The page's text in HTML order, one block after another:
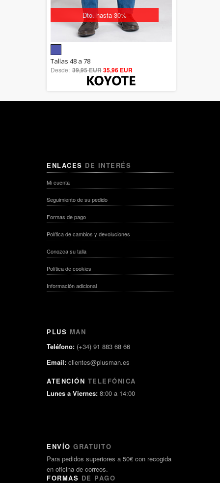
Dto. hasta 30%
out of 5
Tallas 48 a 78
Desde: 39,95 EUR35,96 EUR
ENLACES DE INTERÉS
Mi cuenta
Seguimiento de su pedido
Formas de pago
Política de cambios y devoluciones
Conozca su talla
Política de cookies
Información adicional
PLUS MAN
Teléfono: (+34) 91 883 68 66
Email: clientes@plusman.es
ATENCIÓN TELEFÓNICA
Lunes a Viernes: 8:00 a 14:00
ENVÍO GRATUITO
Para pedidos superiores a 50€ con recogida
en oficina de correos.
FORMAS DE PAGO